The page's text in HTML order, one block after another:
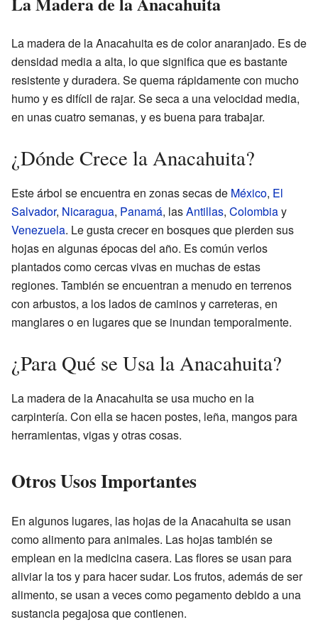
La madera de la Anacahuita es de color anaranjado. Es de
densidad media a alta, lo que significa que es bastante
resistente y duradera. Se quema rápidamente con mucho
humo y es difícil de rajar. Se seca a una velocidad media,
en unas cuatro semanas, y es buena para trabajar.
¿Dónde Crece la Anacahuita?
Este árbol se encuentra en zonas secas de México, El
Salvador, Nicaragua, Panamá, lasAntillas, Colombiay
Venezuela. Le gusta crecer en bosques que pierden sus
hojas en algunas épocas del año. Es común verlos
plantados como cercas vivas en muchas de estas
regiones. También se encuentran a menudo en terrenos
con arbustos, a los lados de caminos y carreteras, en
manglares o en lugares que se inundan temporalmente.
¿Para Qué se Usa la Anacahuita?
La madera de la Anacahuita se usa mucho en la
carpintería. Con ella se hacen postes, leña, mangos para
herramientas, vigas y otras cosas.
Otros Usos Importantes
En algunos lugares, las hojas de la Anacahuita se usan
como alimento para animales. Las hojas también se
emplean en la medicina casera. Las flores se usan para
aliviar la tos y para hacer sudar. Los frutos, además de ser
alimento, se usan a veces como pegamento debido a una
sustancia pegajosa que contienen.